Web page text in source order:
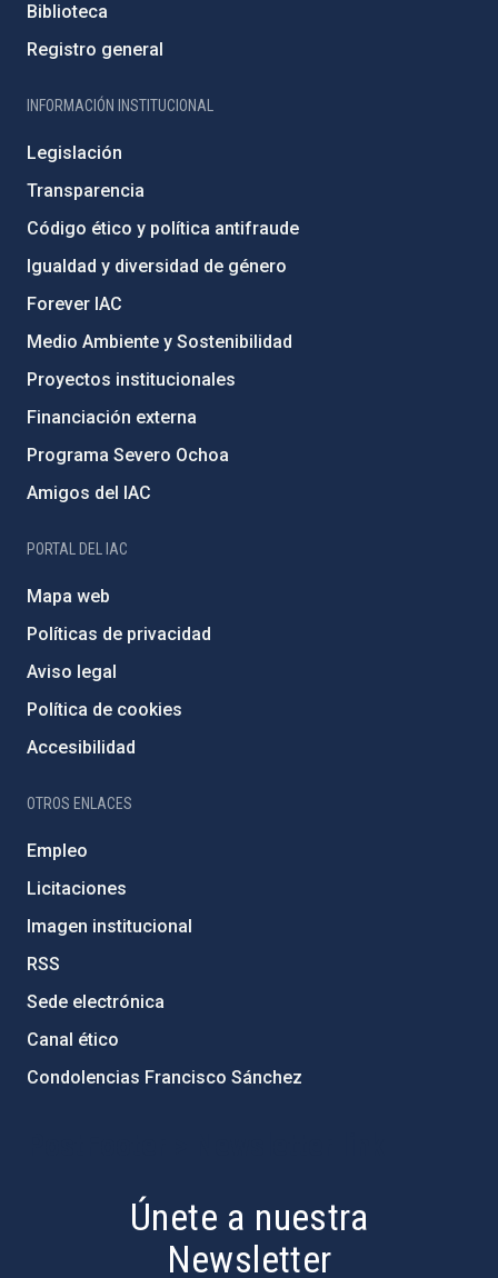
Biblioteca
Registro general
INFORMACIÓN INSTITUCIONAL
Legislación
Transparencia
Código ético y política antifraude
Igualdad y diversidad de género
Forever IAC
Medio Ambiente y Sostenibilidad
Proyectos institucionales
Financiación externa
Programa Severo Ochoa
Amigos del IAC
PORTAL DEL IAC
Mapa web
Políticas de privacidad
Aviso legal
Política de cookies
Accesibilidad
OTROS ENLACES
Empleo
Licitaciones
Imagen institucional
RSS
Sede electrónica
Canal ético
Condolencias Francisco Sánchez
Únete a nuestra
Newsletter